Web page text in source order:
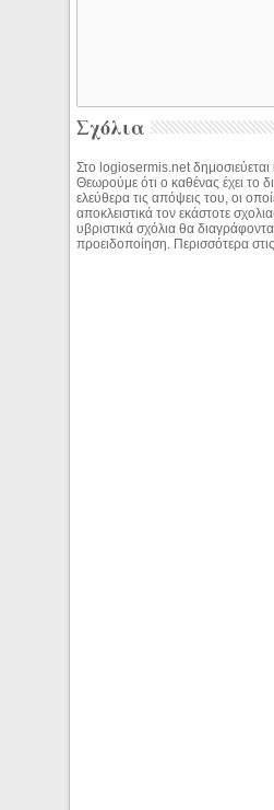
Σχόλια
Στο logiosermis.net δημοσιεύεται
Θεωρούμε ότι ο καθένας έχει το
ελεύθερα τις απόψεις του, οι
αποκλειστικά τον εκάστοτε
υβριστικά σχόλια θα
προειδοποίηση. Περισσότερα